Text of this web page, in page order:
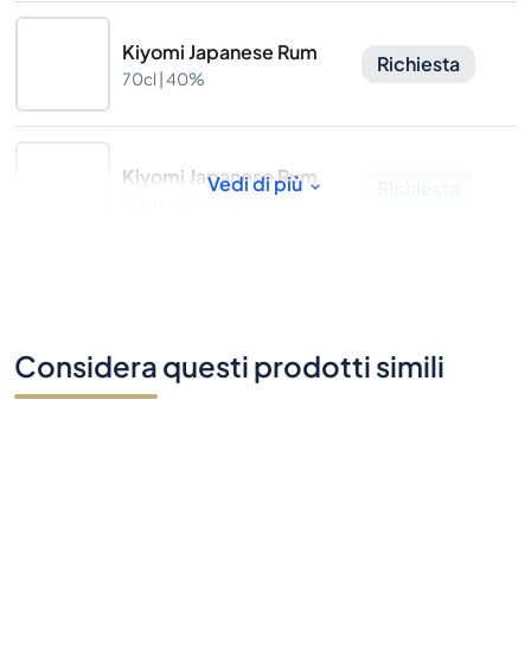
Kiyomi Japanese Rum
70cl |40%
Richiesta
Kiyomi Japanese Rum
Vedi di più
Considera questi prodotti simili